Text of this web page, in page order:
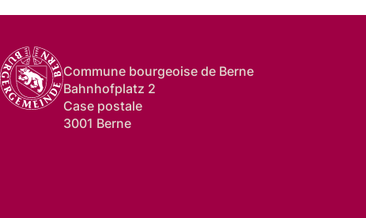
Commune bourgeoise de Berne
Bahnhofplatz 2
Case postale
3001 Berne